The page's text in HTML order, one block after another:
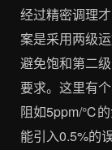
经过精密调理
案是采用两级
避免饱和第二
要求。这里有
阻如5ppm/℃
能引入0.5%的